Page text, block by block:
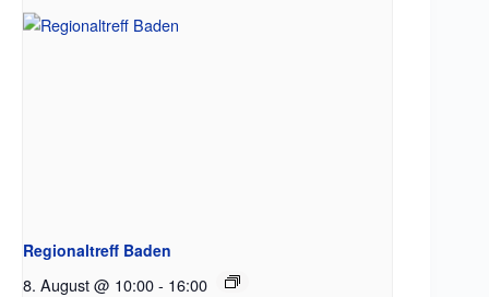
Regionaltreff Baden
8. August @ 10:00- 16:00